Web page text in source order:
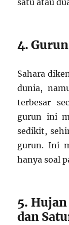
satu atau
4.
Sahara
dunia,
terbesar
gurun ini
sedikit,
gurun. Ini
hanya soal
5.
dan